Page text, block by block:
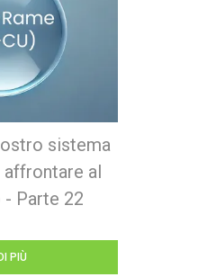
sistema
al
Parte 22
PIÙ